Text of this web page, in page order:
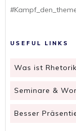
USEFUL LINKS
Was ist
Seminare &
Besser